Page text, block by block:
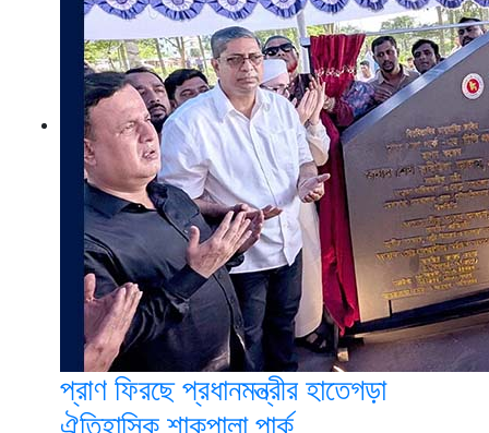
প্রাণ ফিরছে প্রধানমন্ত্রীর হাতেগড়া
ঐতিহাসিক শাকপালা পার্ক